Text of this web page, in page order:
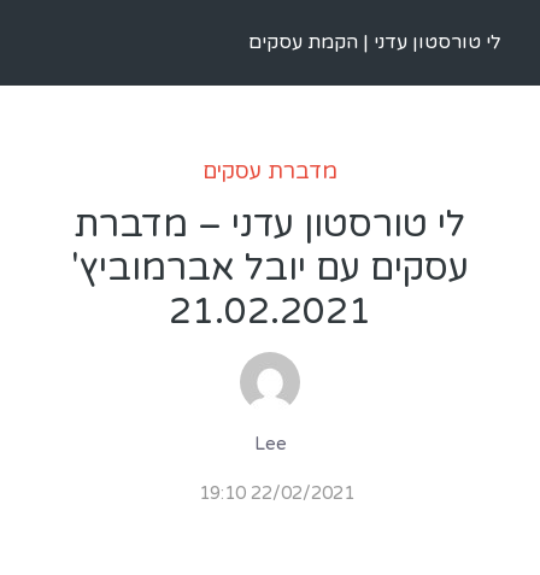
לי טורסטון עדני | הקמת עסקים
מדברת עסקים
לי טורסטון עדני – מדברת
עסקים עם יובל אברמוביץ'
21.02.2021
Lee
22/02/2021 19:10